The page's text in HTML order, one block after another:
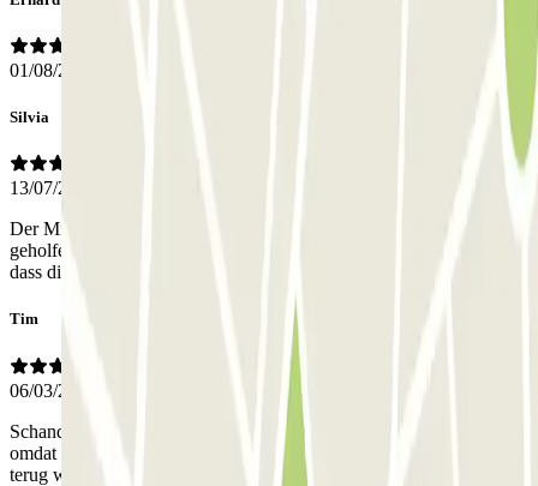
01/08/2025
Silvia
13/07/2025
Der Mitarbeiter von ihnen am Telefon hat mir bei der Ausfahrt
geholfen, sonst hätte die Ausfahrt nicht geklappt. Ich bin sehr froh,
dass dieser Telefondienst angeboten wird.
Tim
06/03/2025
Schandalig! Parkeerplek geboekt maar kon er niet eens parkeren
omdat ze aan het opruimen waren (carnaval). Ik zou graag mijn geld
terug willen.